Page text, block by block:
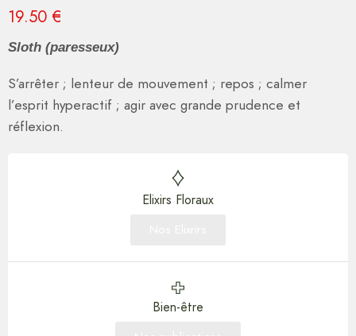
19.50 €
Sloth (paresseux)
S’arrêter ; lenteur de mouvement ; repos ; calmer
l’esprit hyperactif ; agir avec grande prudence et
réflexion.
Elixirs Floraux
Bien-être